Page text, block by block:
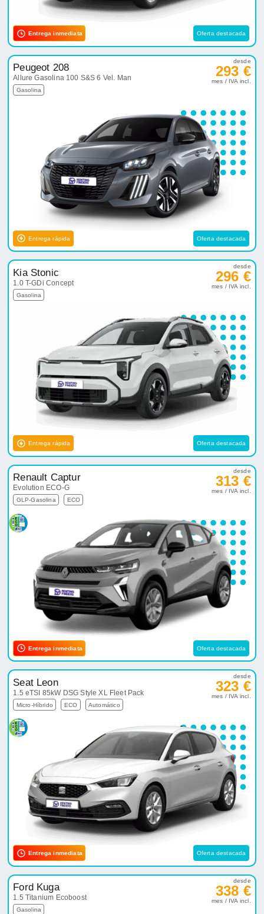
Entrega inmediata Oferta destacada
Peugeot 208
Allure Gasolina 100 S&S 6 Vel. Man
Gasolina
desde
293 €
mes / IVA incl.
Entrega rápida Oferta destacada
Kia Stonic
1.0 T-GDi Concept
Gasolina
desde
296 €
mes / IVA incl.
Entrega rápida Oferta destacada
Renault Captur
Evolution ECO-G
GLP-Gasolina ECO
desde
313 €
mes / IVA incl.
Entrega inmediata Oferta destacada
Seat Leon
1.5 eTSI 85kW DSG Style XL Fleet Pack
Micro-Híbrido ECO Automático
desde
323 €
mes / IVA incl.
Entrega inmediata Oferta destacada
Ford Kuga
1.5 Titanium Ecoboost
Gasolina
desde
338 €
mes / IVA incl.